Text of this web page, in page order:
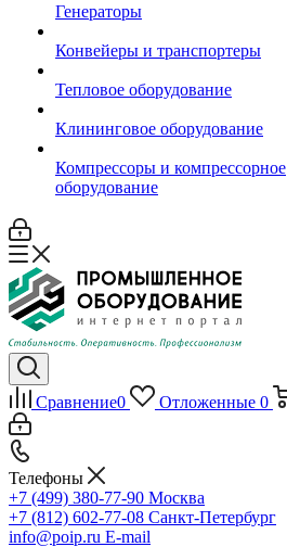
Генераторы
Конвейеры и транспортеры
Тепловое оборудование
Клининговое оборудование
Компрессоры и компрессорное
оборудование
Сравнение0 Отложенные 0
Телефоны
+7 (499) 380-77-90 Москва
+7 (812) 602-77-08 Санкт-Петербург
info@poip.ru E-mail